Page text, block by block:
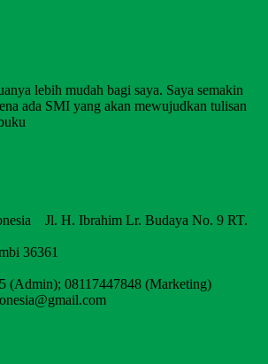
lebih mudah bagi saya. Saya semakin
ada SMI yang akan mewujudkan tulisan
Jl. H. Ibrahim Lr. Budaya No. 9 RT.
36361
(Admin); 08117447848 (Marketing)